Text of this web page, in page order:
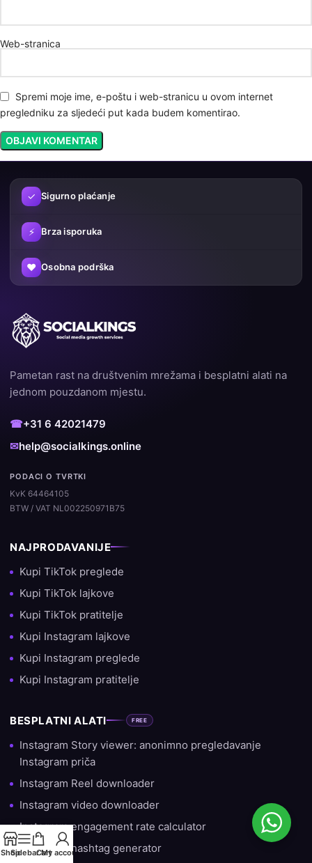
Web-stranica
Spremi moje ime, e-poštu i web-stranicu u ovom internet
pregledniku za sljedeći put kada budem komentirao.
✓ Sigurno plaćanje
⚡ Brza isporuka
♥ Osobna podrška
Pametan rast na društvenim mrežama i besplatni alati na
jednom pouzdanom mjestu.
☎+31 6 42021479
✉help@socialkings.online
PODACI O TVRTKI
KvK 64464105
BTW / VAT NL002250971B75
NAJPRODAVANIJE
Kupi TikTok preglede
Kupi TikTok lajkove
Kupi TikTok pratitelje
Kupi Instagram lajkove
Kupi Instagram preglede
Kupi Instagram pratitelje
BESPLATNI ALATI FREE
Instagram Story viewer: anonimno pregledavanje
Instagram priča
Instagram Reel downloader
Instagram video downloader
Instagram engagement rate calculator
Instagram hashtag generator
ShopSidebarCart
My account